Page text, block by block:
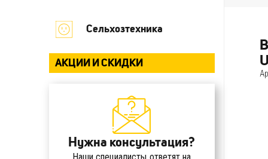
Сельхозтехника
АКЦИИ И СКИДКИ
Нужна консультация?